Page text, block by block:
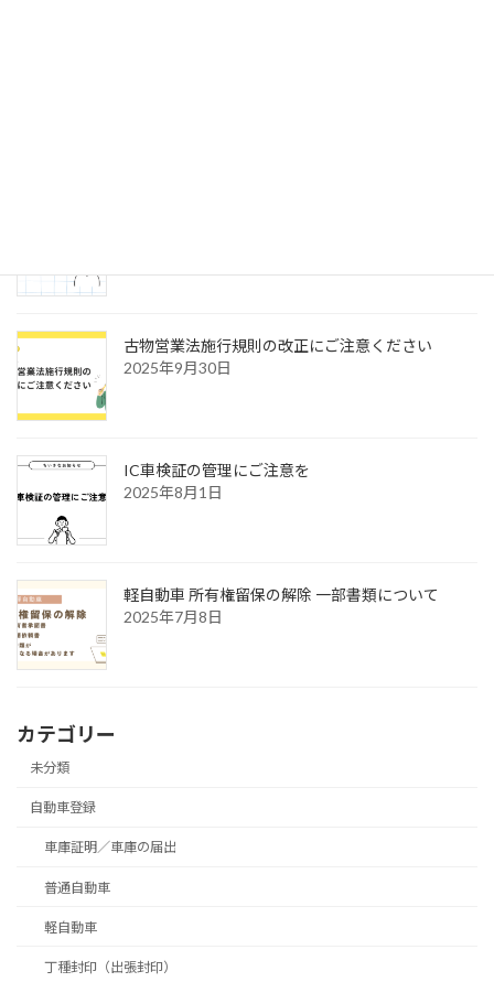
古物営業法施行規則の改正にご注意ください
2025年9月30日
IC車検証の管理にご注意を
2025年8月1日
軽自動車 所有権留保の解除 一部書類について
2025年7月8日
カテゴリー
未分類
自動車登録
車庫証明／車庫の届出
普通自動車
軽自動車
丁種封印（出張封印）